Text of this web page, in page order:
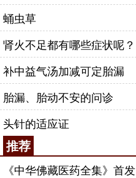
蛹虫草
肾火不足都有哪些症状呢？
补中益气汤加减可定胎漏
胎漏、胎动不安的问诊
头针的适应证
推荐
《中华佛藏医药全集》首发